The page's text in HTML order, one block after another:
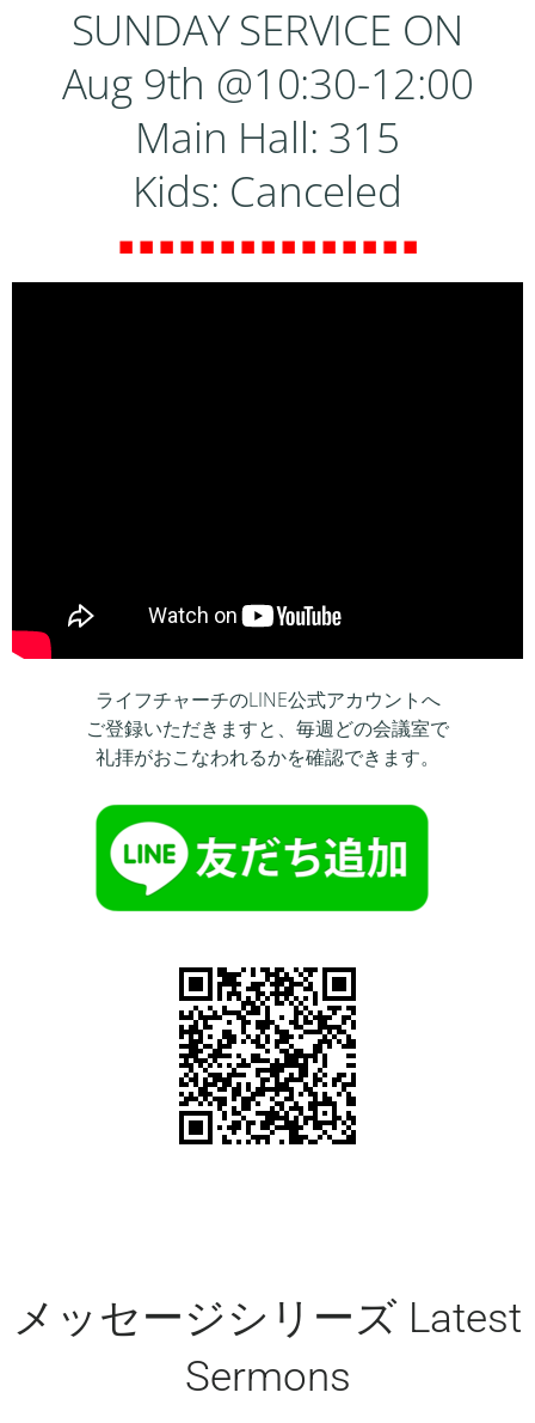
SUNDAY SERVICE ON
Aug 9th @10:30-12:00
Main Hall: 315
Kids: Canceled
◼ ◼ ◼ ◼ ◼ ◼ ◼ ◼ ◼ ◼ ◼ ◼ ◼ ◼ ◼
ライフチャーチのLINE公式アカウントへ
ご登録いただきますと、毎週どの会議室で
礼拝がおこなわれるかを確認できます。
メッセージシリーズ Latest
Sermons